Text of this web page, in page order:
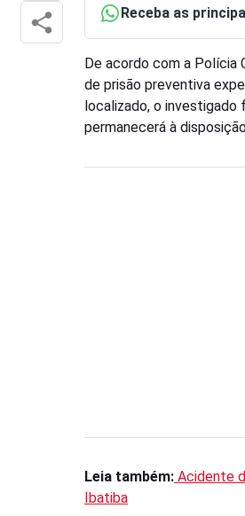
Receba as
De acordo com a Polícia
de prisão preventiva
localizado, o investigado
permanecerá à
Leia também: Acidente
Ibatiba